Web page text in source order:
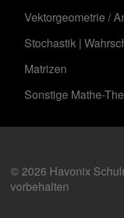
Vektorgeometrie /
Stochastik |
Matrizen
Sonstige Mathe-
© 2026 Havonix
vorbehalten